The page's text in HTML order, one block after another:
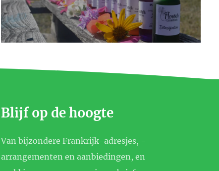
Blijf op de hoogte
Van bijzondere Frankrijk-adresjes, -
arrangementen en aanbiedingen, en